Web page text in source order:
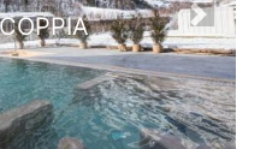
Next